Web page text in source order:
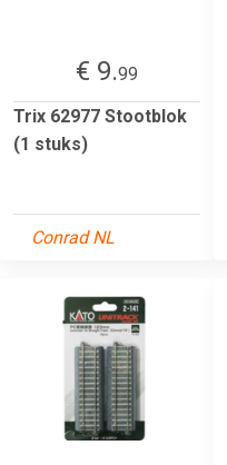
€ 9.99
Trix 62977 Stootblok
(1 stuks)
Conrad NL